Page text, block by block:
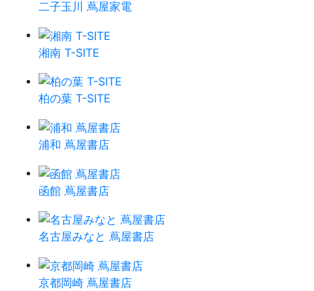
二子玉川 蔦屋家電
湘南 T-SITE
柏の葉 T-SITE
浦和 蔦屋書店
函館 蔦屋書店
名古屋みなと 蔦屋書店
京都岡崎 蔦屋書店